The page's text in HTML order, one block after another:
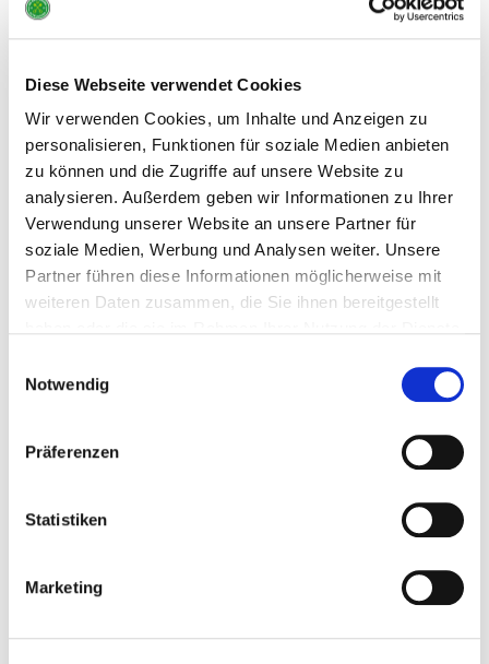
Diese Webseite verwendet Cookies
Wir verwenden Cookies, um Inhalte und Anzeigen zu
personalisieren, Funktionen für soziale Medien anbieten
zu können und die Zugriffe auf unsere Website zu
analysieren. Außerdem geben wir Informationen zu Ihrer
Verwendung unserer Website an unsere Partner für
soziale Medien, Werbung und Analysen weiter. Unsere
Partner führen diese Informationen möglicherweise mit
weiteren Daten zusammen, die Sie ihnen bereitgestellt
Notwendig
Präferenzen
Statistiken
Marketing
CHEERLEADING
1. Herren Volleyball 2017
2017 haben die Dragons Cheerleader die 1.
Herren des TSV Buxtehude-Altkloster bei einigen